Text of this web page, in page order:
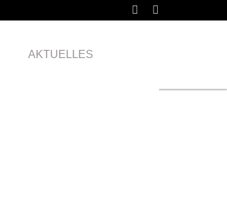
AKTUELLES07.11.